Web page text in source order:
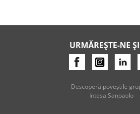
URMĂREȘTE-NE
Descoperă poveştile
Intesa Sanpaolo